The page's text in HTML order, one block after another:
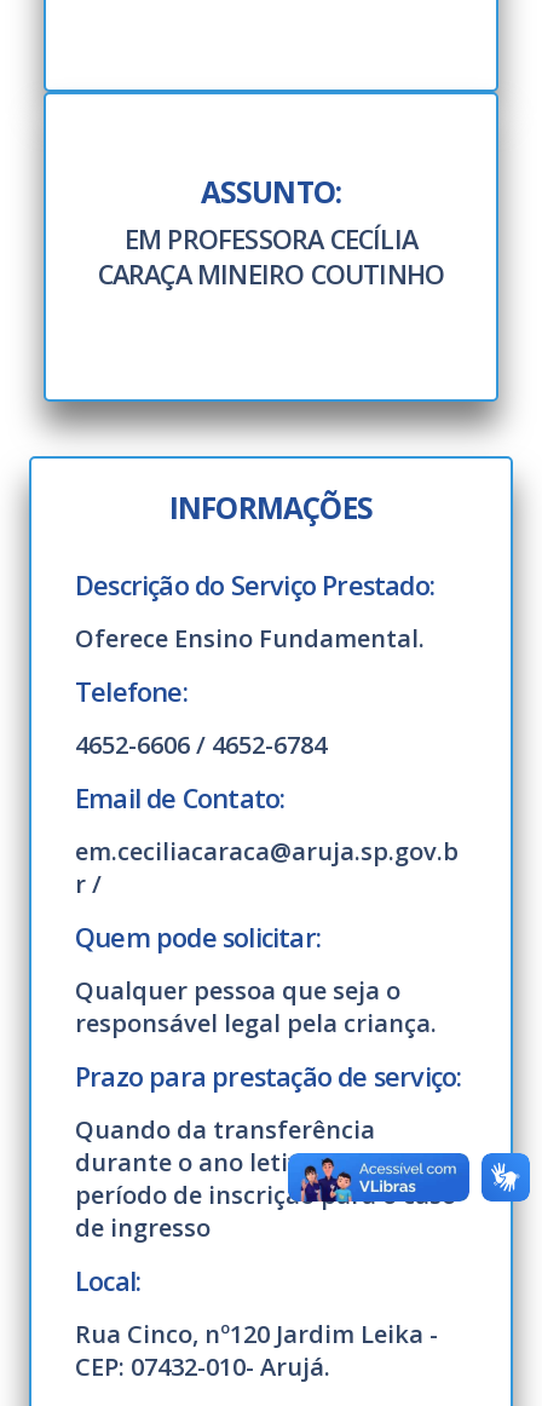
ASSUNTO:
EM PROFESSORA CECÍLIA
CARAÇA MINEIRO COUTINHO
INFORMAÇÕES
Descrição do Serviço Prestado:
Oferece Ensino Fundamental.
Telefone:
4652-6606 / 4652-6784
Email de Contato:
em.ceciliacaraca@aruja.sp.gov.b
r /
Quem pode solicitar:
Qualquer pessoa que seja o
responsável legal pela criança.
Prazo para prestação de serviço:
Quando da transferência
durante o ano letivo ou no
período de inscrição para o caso
de ingresso
Local:
Rua Cinco, nº120 Jardim Leika -
CEP: 07432-010- Arujá.